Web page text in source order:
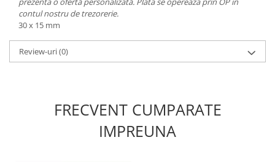
contul nostru de trezorerie.
30 x 15 mm
Review-uri(0)
FRECVENT CUMPARATE
IMPREUNA